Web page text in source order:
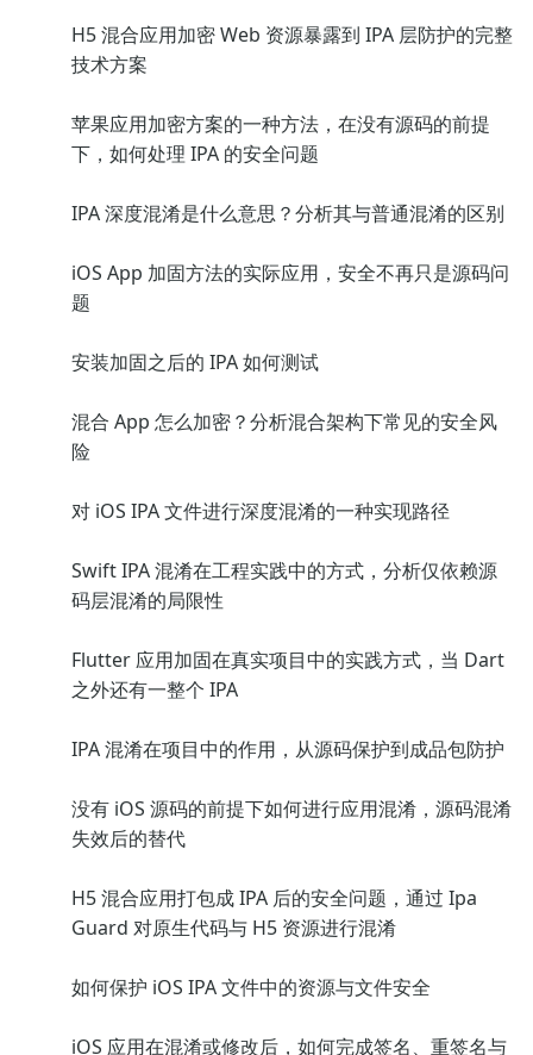
H5 混合应用加密 Web 资源暴露到 IPA 层防护的完整
技术方案
苹果应用加密方案的一种方法，在没有源码的前提
下，如何处理 IPA 的安全问题
IPA 深度混淆是什么意思？分析其与普通混淆的区别
iOS App 加固方法的实际应用，安全不再只是源码问
题
安装加固之后的 IPA 如何测试
混合 App 怎么加密？分析混合架构下常见的安全风
险
对 iOS IPA 文件进行深度混淆的一种实现路径
Swift IPA 混淆在工程实践中的方式，分析仅依赖源
码层混淆的局限性
Flutter 应用加固在真实项目中的实践方式，当 Dart
之外还有一整个 IPA
IPA 混淆在项目中的作用，从源码保护到成品包防护
没有 iOS 源码的前提下如何进行应用混淆，源码混淆
失效后的替代
H5 混合应用打包成 IPA 后的安全问题，通过 Ipa
Guard 对原生代码与 H5 资源进行混淆
如何保护 iOS IPA 文件中的资源与文件安全
iOS 应用在混淆或修改后，如何完成签名、重签名与